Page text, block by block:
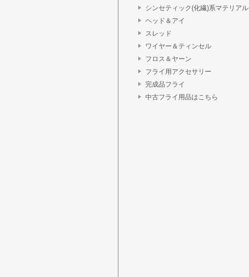
シンセティック(化繊)系マテリアル
ヘッド＆アイ
スレッド
ワイヤー＆ティンセル
フロス＆ヤーン
フライ用アクセサリー
完成品フライ
中古フライ用品はこちら